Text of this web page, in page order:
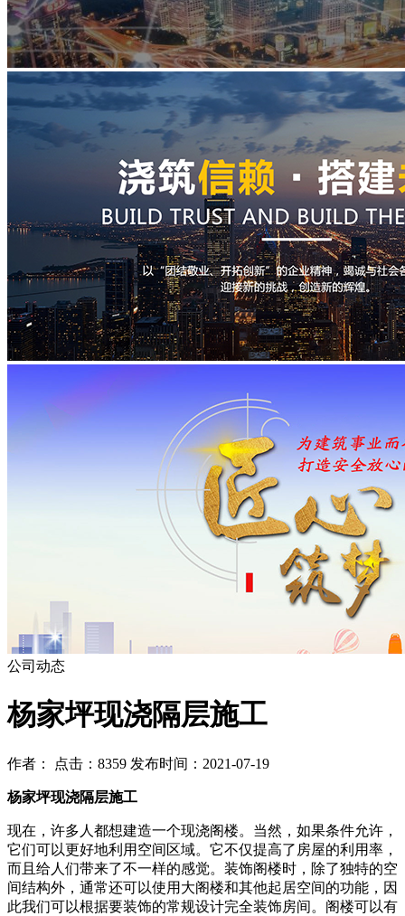
公司动态
杨家坪现浇隔层施工
作者： 点击：8359 发布时间：2021-07-19
杨家坪现浇隔层施工
现在，许多人都想建造一个现浇阁楼。当然，如果条件允许，
它们可以更好地利用空间区域。它不仅提高了房屋的利用率，
而且给人们带来了不一样的感觉。装饰阁楼时，除了独特的空
间结构外，通常还可以使用大阁楼和其他起居空间的功能，因
此我们可以根据要装饰的常规设计完全装饰房间。阁楼可以有